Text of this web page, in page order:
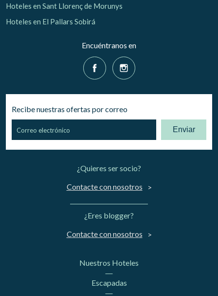
Hoteles en Sant Llorenç de Morunys
Hoteles en El Pallars Sobirá
Encuéntranos en
Recibe nuestras ofertas por correo
Enviar
¿Quieres ser socio?
Contacte con nosotros
¿Eres blogger?
Contacte con nosotros
Nuestros Hoteles
Escapadas